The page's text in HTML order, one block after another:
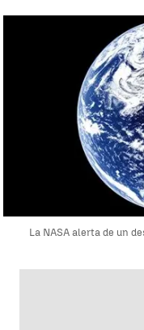
La NASA alerta de un